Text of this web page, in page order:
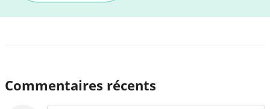
Commentaires récents